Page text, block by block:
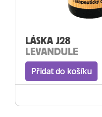
LÁSKA J28
LEVANDULE
Přidat do košíku